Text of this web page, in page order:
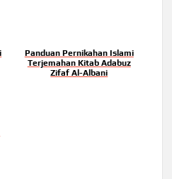
Panduan Pernikahan Islami
Terjemahan Kitab Adabuz
Zifaf Al-Albani